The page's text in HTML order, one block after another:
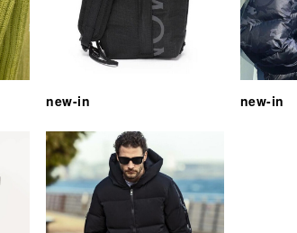
new-in new-in